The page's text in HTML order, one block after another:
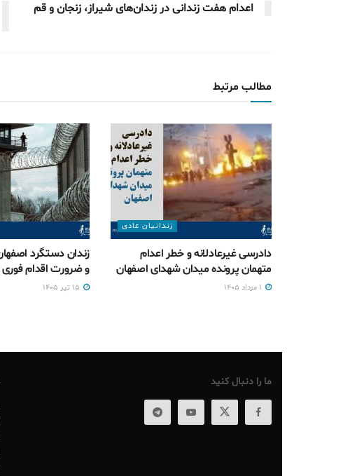
اعدام هفت زندانی در زندان‌های شیراز، زنجان و قم
مطالب مرتبط
زندانیان عادی
دادرسی غیرعادلانه و خطر اعدام
متهمان پرونده میدان شهدای اصفهان
زندان دستگرد
و ضرورت اقدام فوری
ما را دنبال کنید